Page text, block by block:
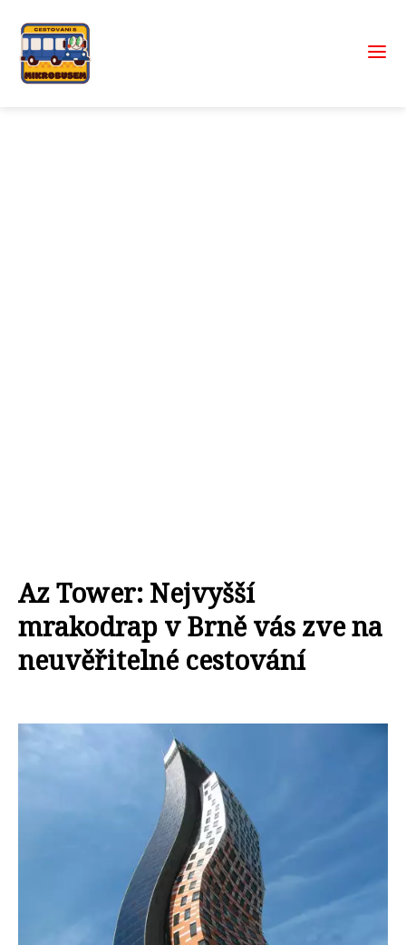
Az Tower: Nejvyšší
mrakodrap v Brně vás zve na
neuvěřitelné cestování